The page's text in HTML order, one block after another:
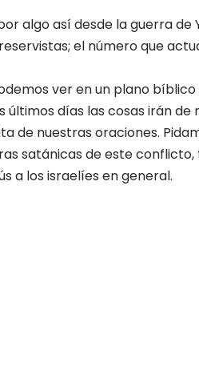
algo así desde la guerra de
el número que
ver en un plano bíblico
últimos días las cosas irán de
de nuestras oraciones.
satánicas de este
a los israelíes en general.